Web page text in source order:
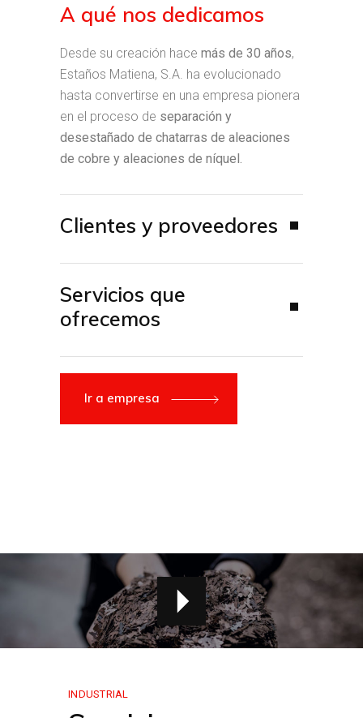
A qué nos dedicamos
Desde su creación hace más de 30 años,
Estaños Matiena, S.A. ha evolucionado
hasta convertirse en una empresa pionera
en el proceso de separación y
desestañado de chatarras de aleaciones
de cobre y aleaciones de níquel.
Clientes y proveedores
Servicios que
ofrecemos
Ir a empresa
INDUSTRIAL